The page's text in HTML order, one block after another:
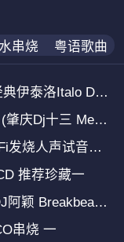
串烧 粤语歌曲
风格串烧精选 一
三 Melbourne Mix)
试音音乐串烧》
推荐珍藏一
Mix粤语男)
串烧 一